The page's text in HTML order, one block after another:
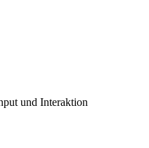
und Interaktion